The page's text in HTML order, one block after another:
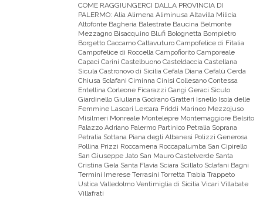
COME RAGGIUNGERCI DALLA PROVINCIA DI
PALERMO: Alia Alimena Aliminusa Altavilla Milicia
Altofonte Bagheria Balestrate Baucina Belmonte
Mezzagno Bisacquino Blufi Bolognetta Bompietro
Borgetto Caccamo Caltavuturo Campofelice di Fitalia
Campofelice di Roccella Campofiorito Camporeale
Capaci Carini Castelbuono Casteldaccia Castellana
Sicula Castronovo di Sicilia Cefalà Diana Cefalù Cerda
Chiusa Sclafani Ciminna Cinisi Collesano Contessa
Entellina Corleone Ficarazzi Gangi Geraci Siculo
Giardinello Giuliana Godrano Gratteri Isnello Isola delle
Femmine Lascari Lercara Friddi Marineo Mezzojuso
Misilmeri Monreale Montelepre Montemaggiore Belsito
Palazzo Adriano Palermo Partinico Petralia Soprana
Petralia Sottana Piana degli Albanesi Polizzi Generosa
Pollina Prizzi Roccamena Roccapalumba San Cipirello
San Giuseppe Jato San Mauro Castelverde Santa
Cristina Gela Santa Flavia Sciara Scillato Sclafani Bagni
Termini Imerese Terrasini Torretta Trabia Trappeto
Ustica Valledolmo Ventimiglia di Sicilia Vicari Villabate
Villafrati